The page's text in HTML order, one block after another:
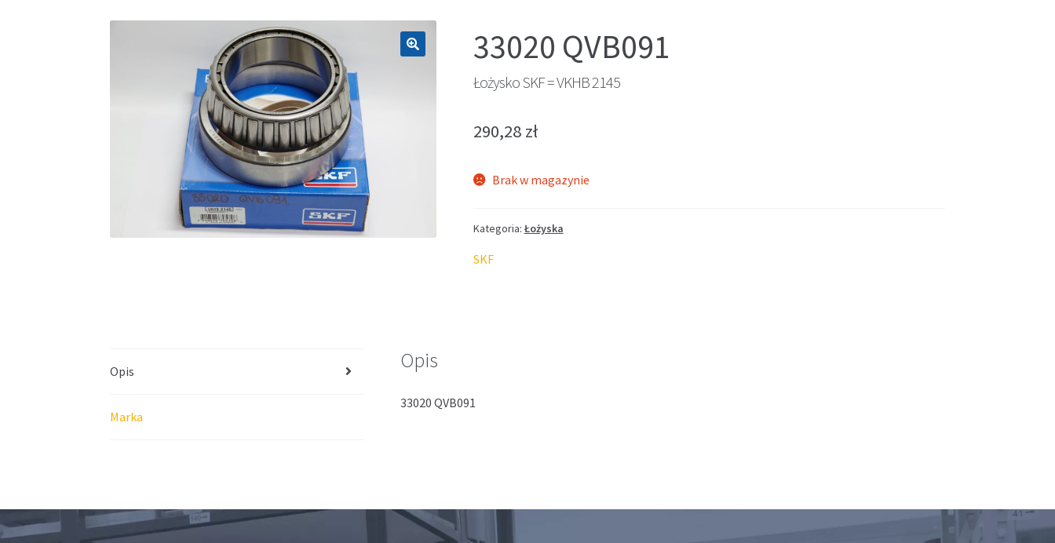
33020 QVB091
Łożysko SKF = VKHB 2145
290,28 zł
Brak w magazynie
Kategoria: Łożyska
SKF
Opis
Marka
Opis
33020 QVB091